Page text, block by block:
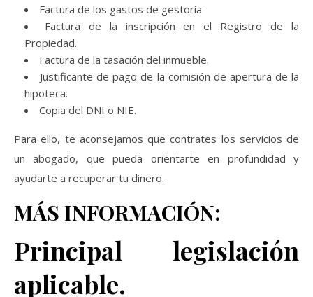
Factura de los gastos de gestoría-
Factura de la inscripción en el Registro de la
Propiedad.
Factura de la tasación del inmueble.
Justificante de pago de la comisión de apertura de la
hipoteca.
Copia del DNI o NIE.
Para ello, te aconsejamos que contrates los servicios de
un abogado, que pueda orientarte en profundidad y
ayudarte a recuperar tu dinero.
MÁS INFORMACIÓN:
Principal legislación
aplicable.